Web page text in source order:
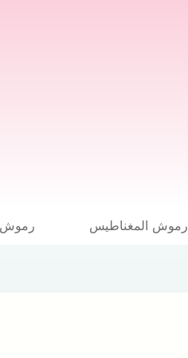
رموش المغناطيس رموش